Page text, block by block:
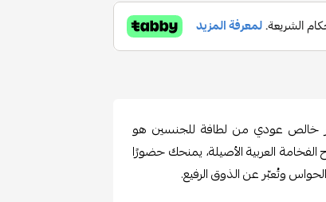
خالص عودي من لطافة للجنسين هو
الفخامة العربية الأصيلة، يمنحك حضورًا
وتُعبّر عن الذوق الرفيع.